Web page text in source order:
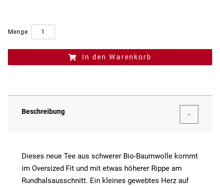
Menge
In den Warenkorb
Beschreibung
Dieses neue Tee aus schwerer Bio-Baumwolle kommt
im Oversized Fit und mit etwas höherer Rippe am
Rundhalsausschnitt. Ein kleines gewebtes Herz auf